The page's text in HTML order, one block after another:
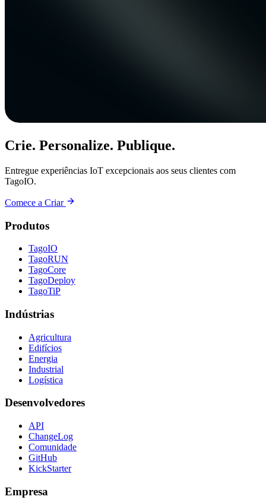
Crie. Personalize. Publique.
Entregue experiências IoT excepcionais aos seus clientes com
TagoIO.
Comece a Criar
Produtos
TagoIO
TagoRUN
TagoCore
TagoDeploy
TagoTiP
Indústrias
Agricultura
Edifícios
Energia
Industrial
Logística
Desenvolvedores
API
ChangeLog
Comunidade
GitHub
KickStarter
Empresa